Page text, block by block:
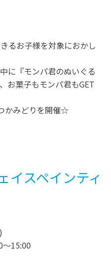
るお子様を対象におかし
に『モンパ君のぬいぐる
お菓子もモンパ君もGET
かみどりを開催☆
イスペインティ
15:00